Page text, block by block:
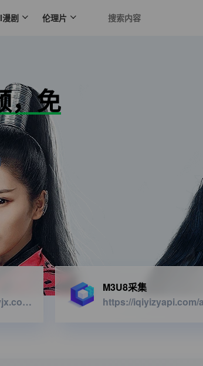
剧 伦理片
，免
https://www.iqiyizyjx.com/?url=
M3U8采集